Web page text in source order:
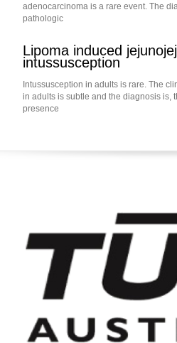
adenocarcinoma is a rare event. The
pathologic
Lipoma induced
intussusception
Intussusception in adults is rare. The
in adults is subtle and the diagnosis is,
presence